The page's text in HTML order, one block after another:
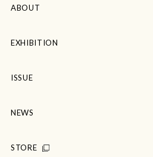
ABOUT
EXHIBITION
ISSUE
NEWS
STORE